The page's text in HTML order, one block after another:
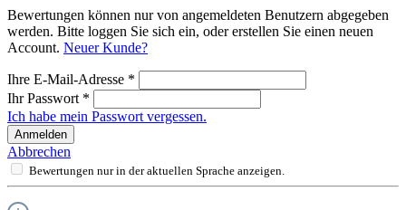
Bewertungen können nur von angemeldeten Benutzern abgegeben
werden. Bitte loggen Sie sich ein, oder erstellen Sie einen neuen
Account. Neuer Kunde?
Ihre E-Mail-Adresse *
Ihr Passwort *
Ich habe mein Passwort vergessen.
Anmelden
Abbrechen
Bewertungen nur in der aktuellen Sprache anzeigen.